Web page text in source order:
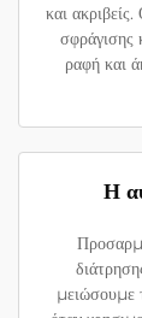
και
σφράγισης
ραφή και
Η
μειώσουμε